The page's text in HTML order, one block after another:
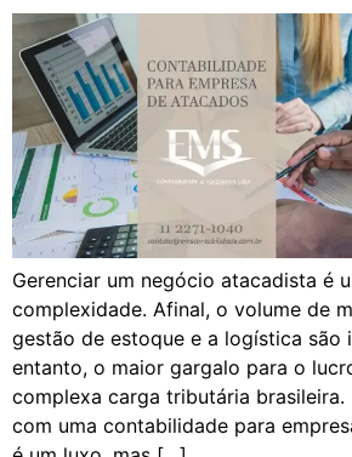
Gerenciar um negócio atacadista é
complexidade. Afinal, o volume de
gestão de estoque e a logística são
entanto, o maior gargalo para o
complexa carga tributária brasileira.
com uma contabilidade para